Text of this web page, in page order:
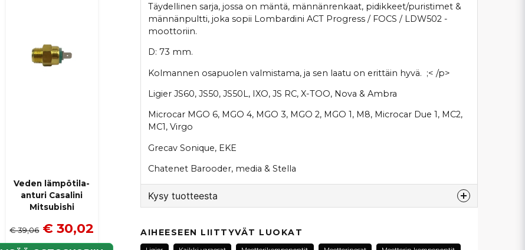
Veden lämpötila-
anturi Casalini
Mitsubishi
€ 39,06 € 30,02
Täydellinen sarja, jossa on mäntä, männänrenkaat, pidikkeet/puristimet &
männänpultti, joka sopii Lombardini ACT Progress / FOCS / LDW502 -
moottoriin.
D: 73 mm.
Kolmannen osapuolen valmistama, ja sen laatu on erittäin hyvä. ;< /p>
Ligier JS60, JS50, JS50L, IXO, JS RC, X-TOO, Nova & Ambra
Microcar MGO 6, MGO 4, MGO 3, MGO 2, MGO 1, M8, Microcar Due 1, MC2,
MC1, Virgo
Grecav Sonique, EKE
Chatenet Barooder, media & Stella
Kysy tuotteesta
Kysy meiltä tästä tuotteesta...
AIHEESEEN LIITTYVÄT LUOKAT